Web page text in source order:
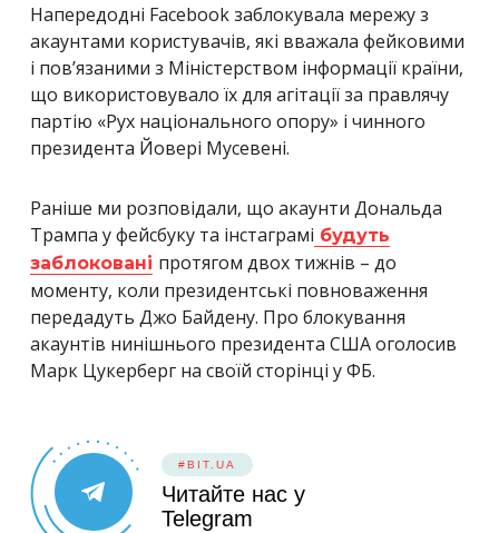
Напередодні Facebook заблокувала мережу з
акаунтами користувачів, які вважала фейковими
і пов’язаними з Міністерством інформації країни,
що використовувало їх для агітації за правлячу
партію «Рух національного опору» і чинного
президента Йовері Мусевені.
Раніше ми розповідали, що акаунти Дональда
Трампа у фейсбуку та інстаграмі будуть
заблоковані протягом двох тижнів – до
моменту, коли президентські повноваження
передадуть Джо Байдену. Про блокування
акаунтів нинішнього президента США оголосив
Марк Цукерберг на своїй сторінці у ФБ.
#BIT.UA
Читайте нас у
Telegram